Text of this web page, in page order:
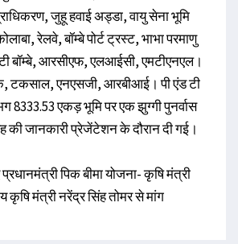
जुहू हवाई अड्डा, वायु सेना भूमि
रेलवे, बॉम्बे पोर्ट ट्रस्ट, भाभा परमाणु
बॉम्बे, आरसीएफ, एलआईसी, एमटीएनएल।
टकसाल, एनएसजी, आरबीआई। पी एंड टी
8333.53 एकड़ भूमि पर एक झुग्गी पुनर्वास
की जानकारी प्रेजेंटेशन के दौरान दी गई।
पिक बीमा योजना- कृषि मंत्री
कृषि मंत्री नरेंद्र सिंह तोमर से मांग